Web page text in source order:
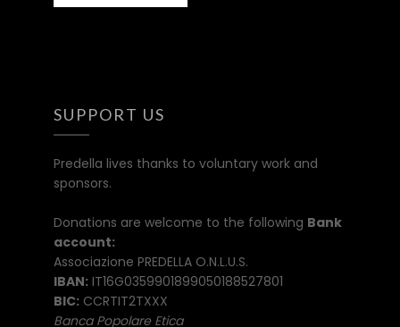
SUPPORT US
Predella lives thanks to voluntary work and
sponsors.
Donations are welcome to the following Bank
account:
Associazione PREDELLA O.N.L.U.S.
IBAN: IT16G0359901899050188527801
BIC: CCRTIT2TXXX
Banca Popolare Etica